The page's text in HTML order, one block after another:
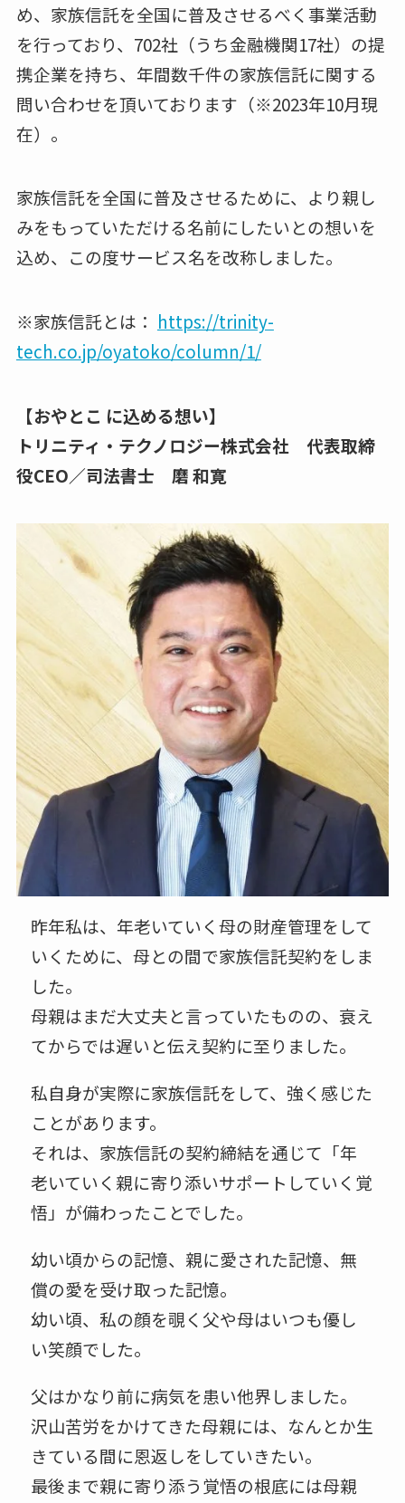
め、家族信託を全国に普及させるべく事業活動
を行っており、702社（うち金融機関17社）の提
携企業を持ち、年間数千件の家族信託に関する
問い合わせを頂いております（※2023年10月現
在）。
家族信託を全国に普及させるために、より親し
みをもっていただける名前にしたいとの想いを
込め、この度サービス名を改称しました。
※家族信託とは： https://trinity-
tech.co.jp/oyatoko/column/1/
【おやとこ に込める想い】
トリニティ・テクノロジー株式会社 代表取締
役CEO／司法書士 磨 和寛
昨年私は、年老いていく母の財産管理をして
いくために、母との間で家族信託契約をしま
した。
母親はまだ大丈夫と言っていたものの、衰え
てからでは遅いと伝え契約に至りました。
私自身が実際に家族信託をして、強く感じた
ことがあります。
それは、家族信託の契約締結を通じて「年
老いていく親に寄り添いサポートしていく覚
悟」が備わったことでした。
幼い頃からの記憶、親に愛された記憶、無
償の愛を受け取った記憶。
幼い頃、私の顔を覗く父や母はいつも優し
い笑顔でした。
父はかなり前に病気を患い他界しました。
沢山苦労をかけてきた母親には、なんとか生
きている間に恩返しをしていきたい。
最後まで親に寄り添う覚悟の根底には母親